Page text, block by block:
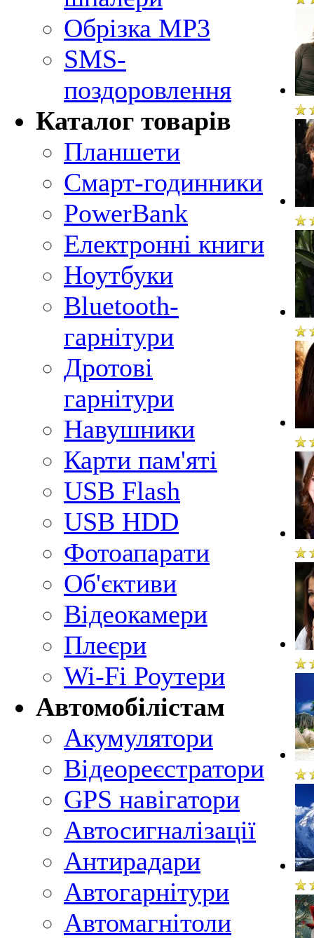
Обрізка MP3
SMS-
поздоровлення
Каталог товарів
Планшети
Смарт-годинники
PowerBank
Електронні книги
Ноутбуки
Bluetooth-
гарнітури
Дротові
гарнітури
Навушники
Карти пам'яті
USB Flash
USB HDD
Фотоапарати
Об'єктиви
Відеокамери
Плеєри
Wi-Fi Роутери
Автомобілістам
Акумулятори
Відеореєстратори
GPS навігатори
Автосигналізації
Антирадари
Автогарнітури
Автомагнітоли